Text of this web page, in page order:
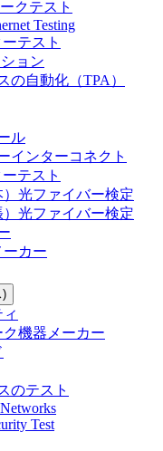
クテスト
Testing
テスト
ョン
の自動化（TPA）
ル
インターコネクト
テスト
光ファイバー検定
光ファイバー検定
カー
)
機器メーカー
のテスト
Test